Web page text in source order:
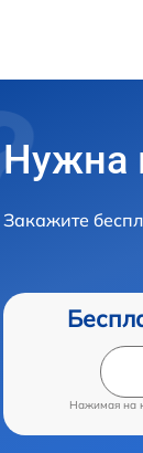
Нужна
Закажите
Нажимая на